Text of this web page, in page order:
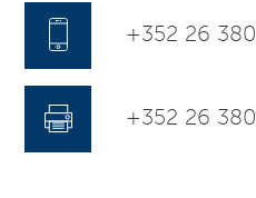
+352 26 380
+352 26 380